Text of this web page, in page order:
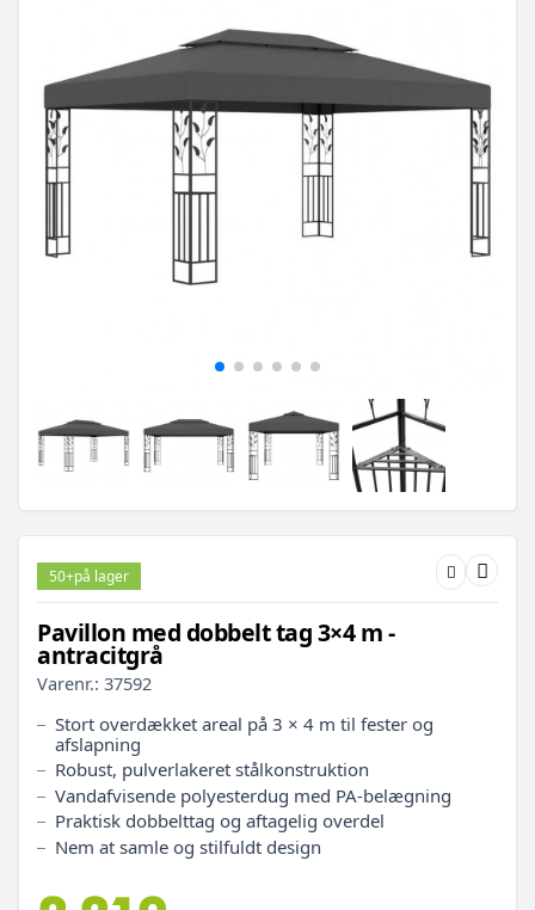
50+på lager
Pavillon med dobbelt tag 3×4 m -
antracitgrå
Varenr.: 37592
Stort overdækket areal på 3 × 4 m til fester og
afslapning
Robust, pulverlakeret stålkonstruktion
Vandafvisende polyesterdug med PA-belægning
Praktisk dobbelttag og aftagelig overdel
Nem at samle og stilfuldt design